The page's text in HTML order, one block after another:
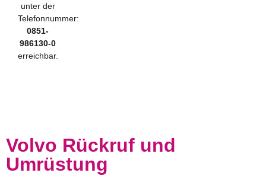
unter der
Telefonnummer:
0851-
986130-0
erreichbar.
Volvo Rückruf und
Umrüstung